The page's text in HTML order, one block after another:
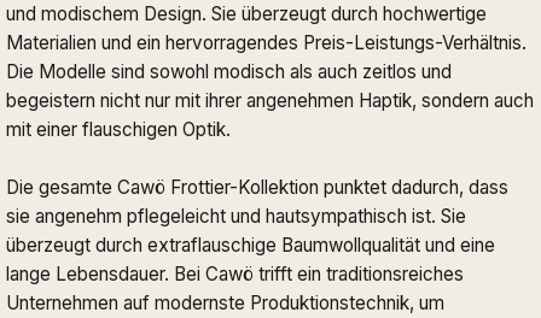
und modischem Design. Sie überzeugt durch hochwertige
Materialien und ein hervorragendes Preis-Leistungs-Verhältnis.
Die Modelle sind sowohl modisch als auch zeitlos und
begeistern nicht nur mit ihrer angenehmen Haptik, sondern auch
mit einer flauschigen Optik.
Die gesamte Cawö Frottier-Kollektion punktet dadurch, dass
sie angenehm pflegeleicht und hautsympathisch ist. Sie
überzeugt durch extraflauschige Baumwollqualität und eine
lange Lebensdauer. Bei Cawö trifft ein traditionsreiches
Unternehmen auf modernste Produktionstechnik, um